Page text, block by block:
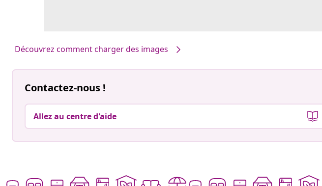
Découvrez comment charger des images
Contactez-nous !
Allez au centre d'aide